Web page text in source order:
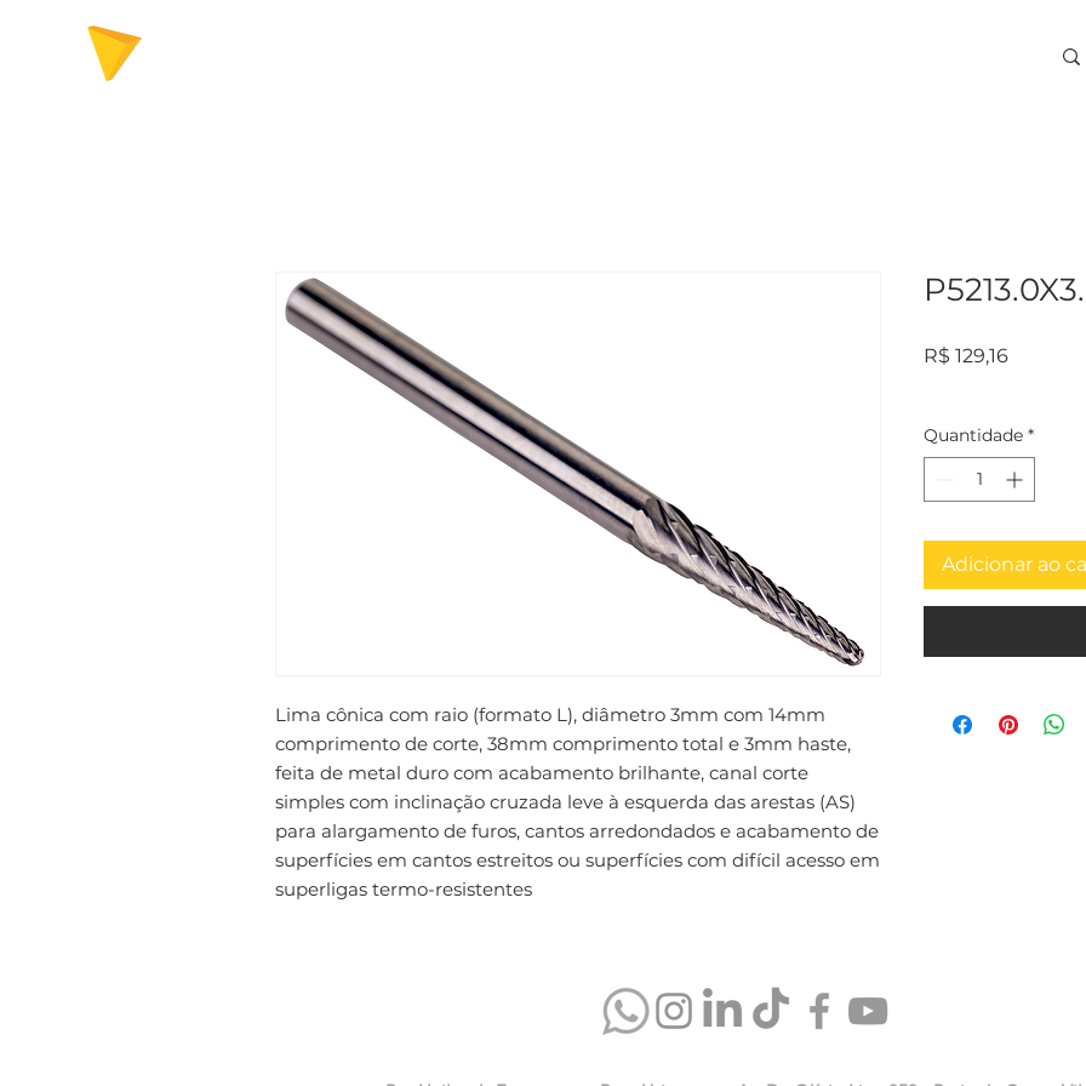
Lima cônica com raio (formato L), diâmetro 3mm com 14mm
comprimento de corte, 38mm comprimento total e 3mm haste,
feita de metal duro com acabamento brilhante, canal corte
simples com inclinação cruzada leve à esquerda das arestas (AS)
para alargamento de furos, cantos arredondados e acabamento de
superfícies em cantos estreitos ou superfícies com difícil acesso em
superligas termo-resistentes
R$ 129,16Preço
Quantidade *
Adicionar ao